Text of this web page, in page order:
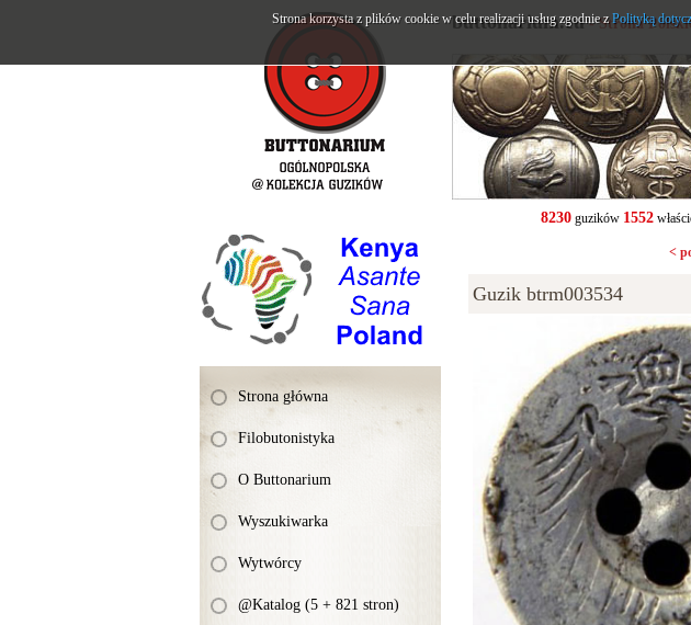
Strona główna
Filobutonistyka
O Buttonarium
Wyszukiwarka
Wytwórcy
@Katalog (5 + 821 stron)
buttonarium.eu- Strona
8230guzików 1552
<
Guzik btrm003534
Strona korzysta z plików cookie w celu realizacji usług zgodnie zPolityką